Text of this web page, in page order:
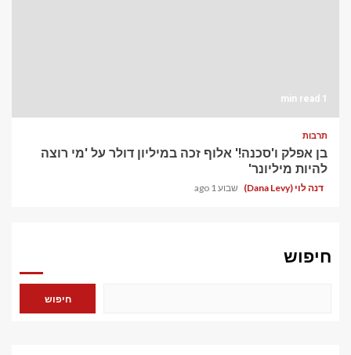
1 min read
תרבות
בן אפלק ו'סכנה!' אלוף זכה במיליון דולר על 'מי רוצה
להיות מיליונר'
דנה לוי (Dana Levy) שבוע 1 ago
חיפוש
חיפוש